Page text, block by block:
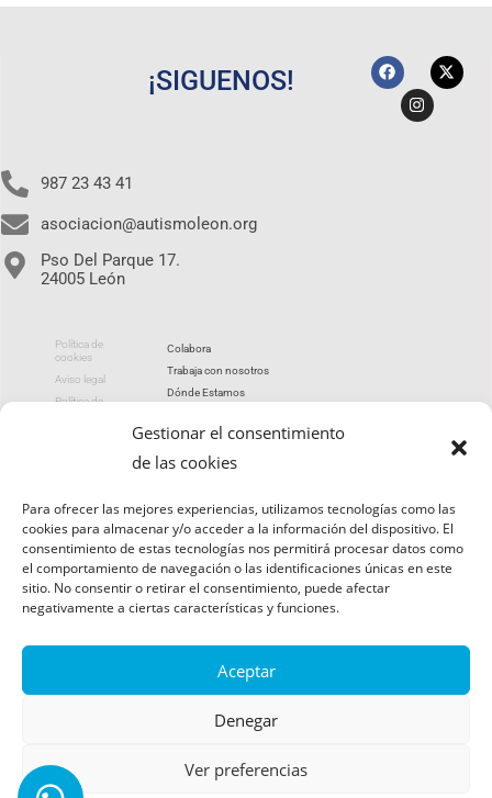
Gestionar el consentimiento
de las cookies
Para ofrecer las mejores experiencias, utilizamos tecnologías como las
cookies para almacenar y/o acceder a la información del dispositivo. El
consentimiento de estas tecnologías nos permitirá procesar datos como
el comportamiento de navegación o las identificaciones únicas en este
sitio. No consentir o retirar el consentimiento, puede afectar
negativamente a ciertas características y funciones.
Aceptar
Denegar
Ver preferencias
¡SIGUENOS!
987 23 43 41
asociacion@autismoleon.org
Pso Del Parque 17.
24005 León
Política de
cookies
Aviso legal
Política de
Colabora
Trabaja con nosotros
Dónde Estamos